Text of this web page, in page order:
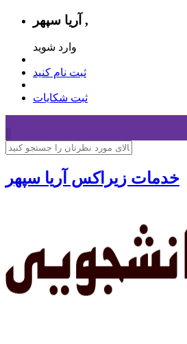
آریا سپهر ,
وارد شوید
ثبت نام کنید
ثبت شکایات
خدمات زیراکس آریا سپهر